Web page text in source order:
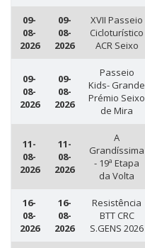
09-
08-
2026
09-
08-
2026
XVII Passeio
Cicloturístico
ACR Seixo
09-
08-
2026
09-
08-
2026
Passeio
Kids- Grande
Prémio Seixo
de Mira
11-
08-
2026
11-
08-
2026
A
Grandíssima
- 19ª Etapa
da Volta
16-
08-
2026
16-
08-
2026
Resistência
BTT CRC
S.GENS 2026